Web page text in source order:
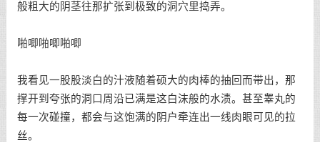
般粗大的阴茎往那扩张到极致的洞穴里捣弄。
啪唧啪唧啪唧
我看见一股股淡白的汁液随着硕大的肉棒的抽回而带出，那
撑开到夸张的洞口周沿已满是这白沫般的水渍。甚至睾丸的
每一次碰撞，都会与这饱满的阴户牵连出一线肉眼可见的拉
丝。